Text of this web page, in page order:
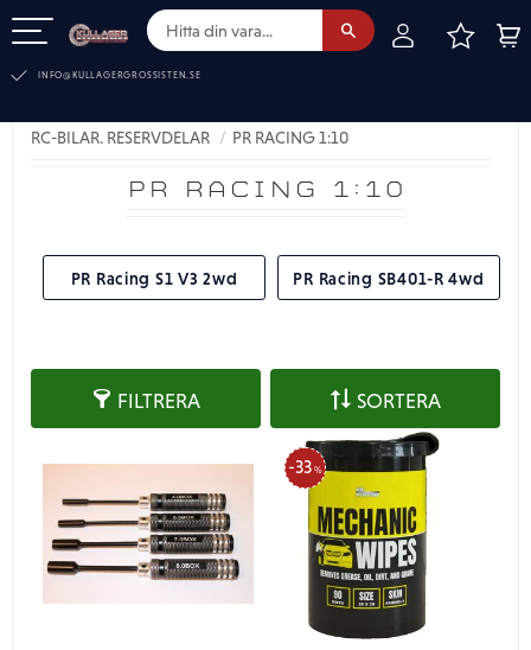
INFO@KULLAGERGROSSISTEN.SE
PR RACING 1:10
RC-BILAR. RESERVDELAR PR RACING 1:10
PR Racing S1 V3 2wd PR Racing SB401-R 4wd
FILTRERA SORTERA
33 %